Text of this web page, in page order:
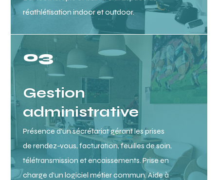
réathlétisation indoor et outdoor.
03
Gestion
administrative
Présence d’un sécrétariat gérant les prises
de rendez-vous, facturation, feuilles de soin,
télétransmission et encaissements. Prise en
charge d’un logiciel métier commun. Aide à